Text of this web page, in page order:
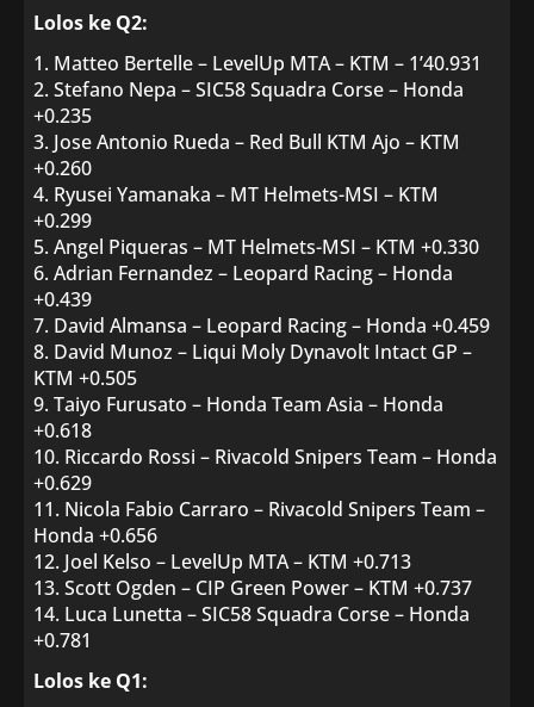
Lolos ke Q2:
1. Matteo Bertelle – LevelUp MTA – KTM – 1’40.931
2. Stefano Nepa – SIC58 Squadra Corse – Honda
+0.235
3. Jose Antonio Rueda – Red Bull KTM Ajo – KTM
+0.260
4. Ryusei Yamanaka – MT Helmets-MSI – KTM
+0.299
5. Angel Piqueras – MT Helmets-MSI – KTM +0.330
6. Adrian Fernandez – Leopard Racing – Honda
+0.439
7. David Almansa – Leopard Racing – Honda +0.459
8. David Munoz – Liqui Moly Dynavolt Intact GP –
KTM +0.505
9. Taiyo Furusato – Honda Team Asia – Honda
+0.618
10. Riccardo Rossi – Rivacold Snipers Team – Honda
+0.629
11. Nicola Fabio Carraro – Rivacold Snipers Team –
Honda +0.656
12. Joel Kelso – LevelUp MTA – KTM +0.713
13. Scott Ogden – CIP Green Power – KTM +0.737
14. Luca Lunetta – SIC58 Squadra Corse – Honda
+0.781
Lolos ke Q1: